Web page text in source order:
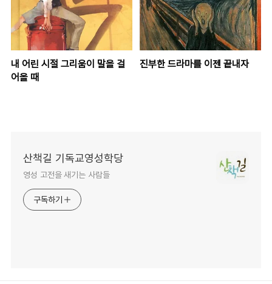
내 어린 시절 그리움이 말을 걸
어올 때
진부한 드라마를 이젠 끝내자
산책길 기독교영성학당
영성 고전을 새기는 사람들
구독하기